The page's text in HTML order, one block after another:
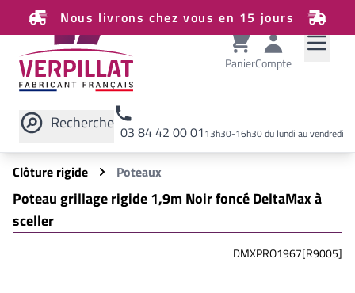
Nous livrons chez vous en 15 jours
PanierCompte
Recherche 03 84 42 00 0113h30-16h30 du lundi au vendredi
Rechercher sur le site
Clôture rigide
Poteaux
Poteau grillage rigide 1,9m Noir foncé DeltaMax à
sceller
DMXPRO1967[R9005]